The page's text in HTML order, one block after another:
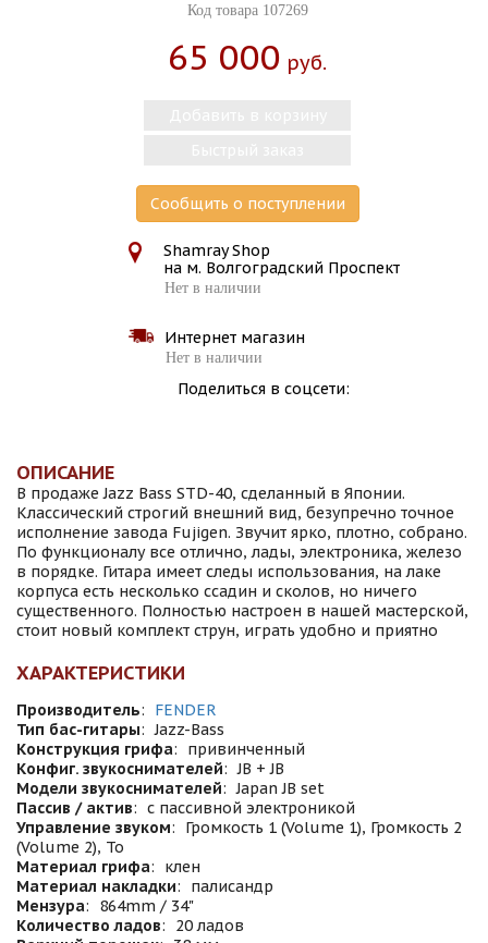
Код товара 107269
65 000 Руб.
Сообщить о поступлении
Shamray Shop
на м. Волгоградский Проспект
Нет в наличии
Интернет магазин
Нет в наличии
Поделиться в соцсети:
ОПИСАНИЕ
В продаже Jazz Bass STD-40, сделанный в Японии.
Классический строгий внешний вид, безупречно точное
исполнение завода Fujigen. Звучит ярко, плотно, собрано.
По функционалу все отлично, лады, электроника, железо
в порядке. Гитара имеет следы использования, на лаке
корпуса есть несколько ссадин и сколов, но ничего
существенного. Полностью настроен в нашей мастерской,
стоит новый комплект струн, играть удобно и приятно
ХАРАКТЕРИСТИКИ
Производитель:
FENDER
Тип бас-гитары: Jazz-Bass
Конструкция грифа:
привинченный
Конфиг. звукоснимателей: JB + JB
Модели звукоснимателей: Japan JB set
Пассив / актив: с пассивной электроникой
Управление звуком:
Громкость 1 (Volume 1), Громкость 2
(Volume 2), То
Материал грифа:
клен
Материал накладки:
палисандр
Мензура:
864mm / 34"
Количество ладов:
20 ладов